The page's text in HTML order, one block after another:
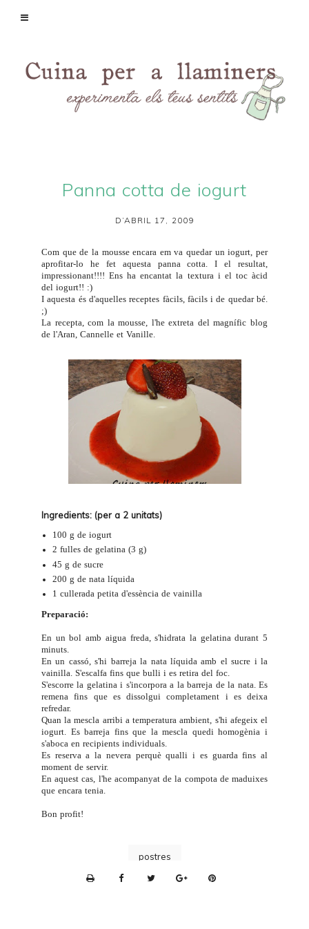
Panna cotta de iogurt
D’ABRIL 17, 2009
Com que de la mousseencara em va quedar un iogurt, per
aprofitar-lo he fet aquesta panna cotta. I el resultat,
impressionant!!!! Ens ha encantat la textura i el toc àcid
del iogurt!! :)
I aquesta és d'aquelles receptes fàcils, fàcils i de quedar bé.
;)
La recepta, com la mousse, l'he extreta del magnífic blog
de l'Aran, Cannelle et Vanille
Ingredients: (per a 2 unitats)
100 g de iogurt
2 fulles de gelatina (3 g)
45 g de sucre
200 g de nata líquida
1 cullerada petita d'essència de vainilla
Preparació:
En un bol amb aigua freda, s'hidrata la gelatina durant 5
minuts.
En un cassó, s'hi barreja la nata líquida amb el sucre i la
vainilla. S'escalfa fins que bulli i es retira del foc.
S'escorre la gelatina i s'incorpora a la barreja de la nata. Es
remena fins que es dissolgui completament i es deixa
refredar.
Quan la mescla arribi a temperatura ambient, s'hi afegeix el
iogurt. Es barreja fins que la mescla quedi homogènia i
s'aboca en recipients individuals.
Es reserva a la nevera perquè qualli i es guarda fins al
moment de servir.
En aquest cas, l'he acompanyat de la compota de maduixes
que encara tenia.
Bon profit!
postres